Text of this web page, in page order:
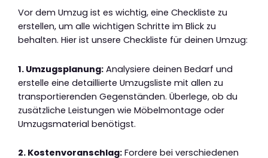
Vor dem Umzug ist es wichtig, eine Checkliste zu
erstellen, um alle wichtigen Schritte im Blick zu
behalten. Hier ist unsere Checkliste für deinen Umzug:
1. Umzugsplanung: Analysiere deinen Bedarf und
erstelle eine detaillierte Umzugsliste mit allen zu
transportierenden Gegenständen. Überlege, ob du
zusätzliche Leistungen wie Möbelmontage oder
Umzugsmaterial benötigst.
2. Kostenvoranschlag: Fordere bei verschiedenen